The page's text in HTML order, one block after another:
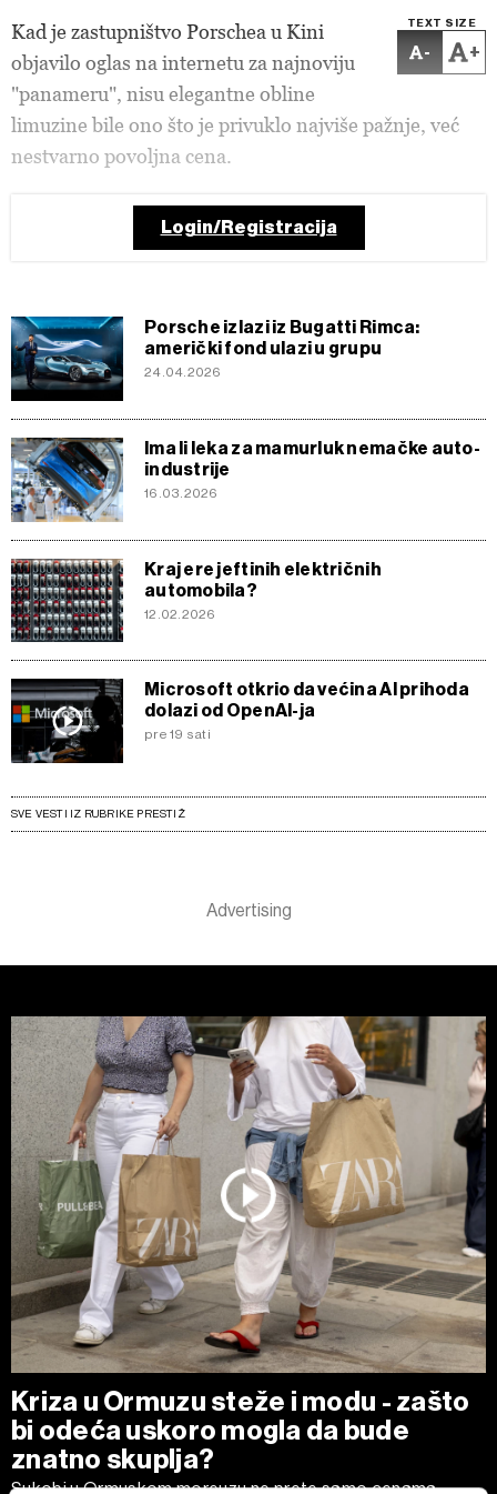
TEXT SIZE
- +
Kad je zastupništvo Porschea u Kini
objavilo oglas na internetu za najnoviju
"panameru", nisu elegantne obline
limuzine bile ono što je privuklo najviše pažnje, već
nestvarno povoljna cena.
Login/Registracija
Porsche izlazi iz Bugatti Rimca:
američki fond ulazi u grupu
24.04.2026
Ima li leka za mamurluk nemačke auto-
industrije
16.03.2026
Kraj ere jeftinih električnih
automobila?
12.02.2026
Microsoft otkrio da većina AI prihoda
dolazi od OpenAI-ja
pre 19 sati
SVE VESTI IZ RUBRIKE PRESTIŽ
Kriza u Ormuzu steže i modu - zašto
bi odeća uskoro mogla da bude
znatno skuplja?
Sukobi u Ormuskom moreuzu ne prete samo cenama